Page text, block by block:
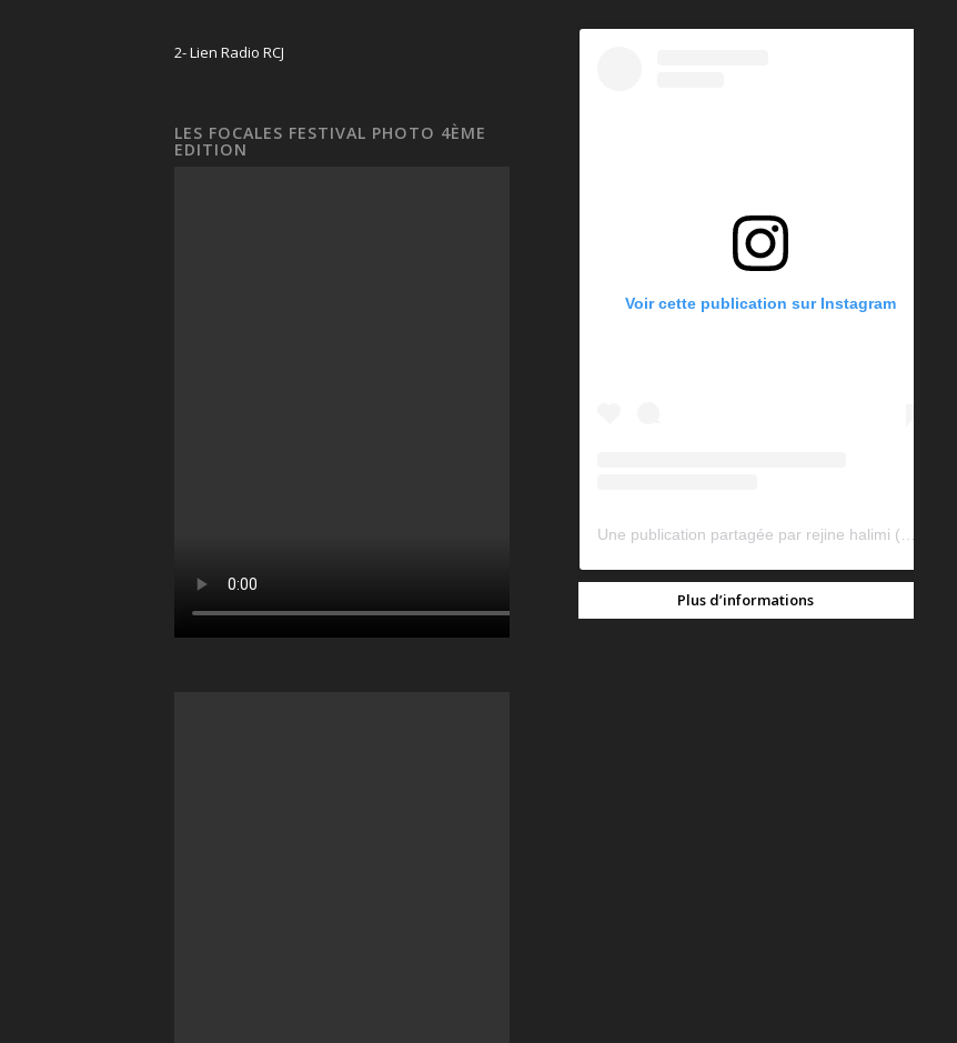
2- Lien Radio RCJ
LES FOCALES FESTIVAL PHOTO 4ÈME
EDITION
Voir cette publication sur Instagram
Plus d’informations